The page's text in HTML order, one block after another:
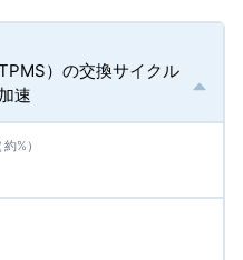
）の交換サイクル
速